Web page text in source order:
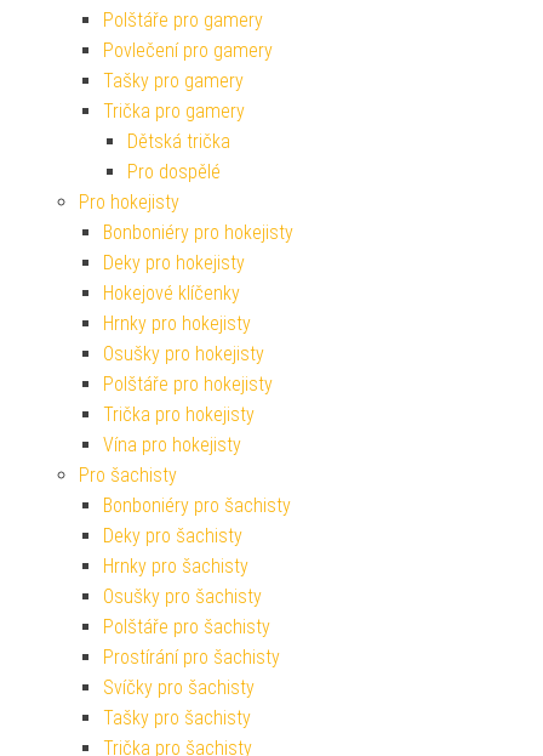
Polštáře pro gamery
Povlečení pro gamery
Tašky pro gamery
Trička pro gamery
Dětská trička
Pro dospělé
Pro hokejisty
Bonboniéry pro hokejisty
Deky pro hokejisty
Hokejové klíčenky
Hrnky pro hokejisty
Osušky pro hokejisty
Polštáře pro hokejisty
Trička pro hokejisty
Vína pro hokejisty
Pro šachisty
Bonboniéry pro šachisty
Deky pro šachisty
Hrnky pro šachisty
Osušky pro šachisty
Polštáře pro šachisty
Prostírání pro šachisty
Svíčky pro šachisty
Tašky pro šachisty
Trička pro šachisty